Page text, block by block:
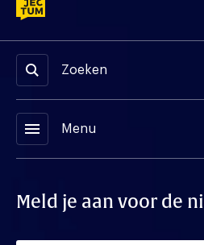
Zoeken
menu Menu
Meld je aan voor de